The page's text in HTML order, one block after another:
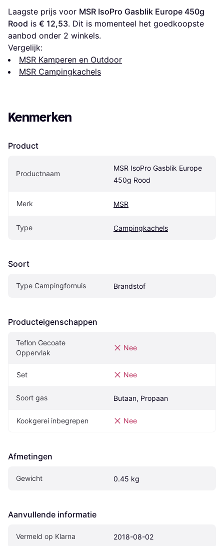
Laagste prijs voor MSR IsoPro Gasblik Europe 450g
Rood is € 12,53. Dit is momenteel het goedkoopste
aanbod onder 2 winkels.
Vergelijk:
MSR Kamperen en Outdoor
MSR Campingkachels
Kenmerken
Product
Productnaam
MSR IsoPro Gasblik Europe
450g Rood
Merk MSR
Type Campingkachels
Soort
Type Campingfornuis Brandstof
Producteigenschappen
Teflon Gecoate
Oppervlak
Nee
Set Nee
Soort gas Butaan, Propaan
Kookgerei inbegrepen Nee
Afmetingen
Gewicht 0.45 kg
Aanvullende informatie
Vermeld op Klarna 2018-08-02